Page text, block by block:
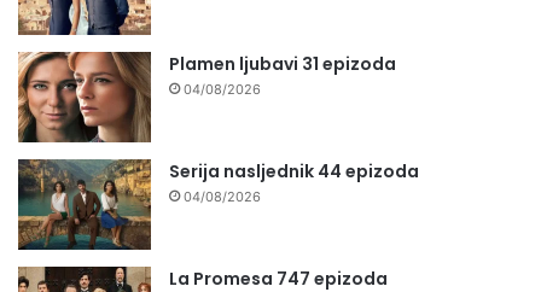
Plamen ljubavi 31 epizoda
04/08/2026
Serija nasljednik 44 epizoda
04/08/2026
La Promesa 747 epizoda